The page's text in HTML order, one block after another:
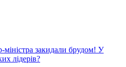
міністра закидали брудом! У
лідерів?